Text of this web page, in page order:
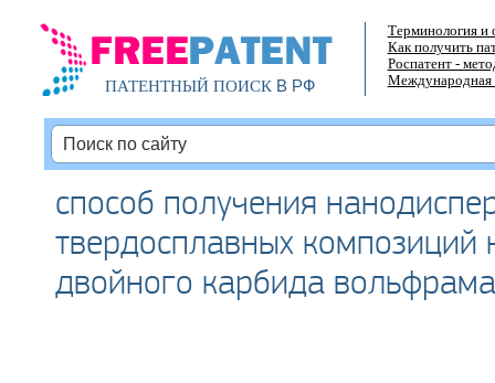
ПАТЕНТНЫЙ ПОИСКВ РФ
Терминология и
Как получить
Роспатент -
Международная
способ получения
твердосплавных композиций
двойного карбида